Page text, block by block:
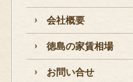
会社概要
徳島の家賃相場
お問い合せ